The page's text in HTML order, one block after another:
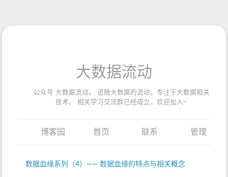
大数据流动
公众号 大数据流动。 追随大数据的流动，专注于大数据相关
技术。 相关学习交流群已经成立，欢迎加入~
博客园 首页 联系 管理
数据血缘系列（4）—— 数据血缘的特点与相关概念